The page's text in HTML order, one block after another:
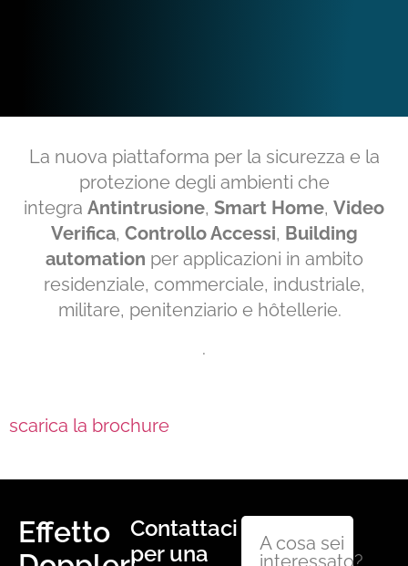
La nuova piattaforma per la sicurezza e la
protezione degli ambienti che
integra Antintrusione, Smart Home, Video
Verifica, Controllo Accessi, Building
automation per applicazioni in ambito
residenziale, commerciale, industriale,
militare, penitenziario e hôtellerie.
.
scarica la brochure
Effetto
Contattaci
per una
A cosa sei
interessato?